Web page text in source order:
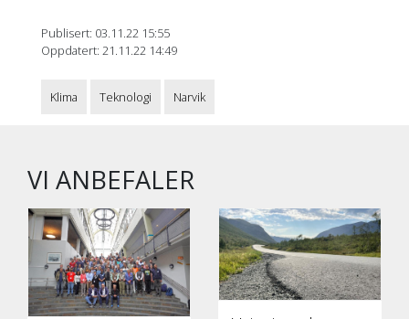
Publisert: 03.11.22 15:55
Oppdatert: 21.11.22 14:49
Klima Teknologi Narvik
VI ANBEFALER